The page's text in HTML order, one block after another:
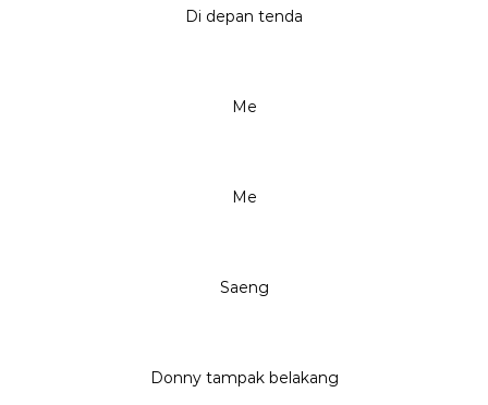
Di depan tenda
Me
Me
Saeng
Donny tampak belakang